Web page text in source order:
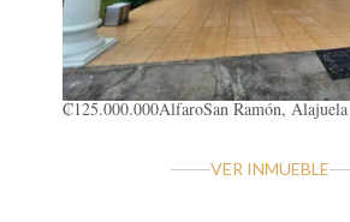
₡125.000.000AlfaroSan Ramón, Alajuela
VER INMUEBLE